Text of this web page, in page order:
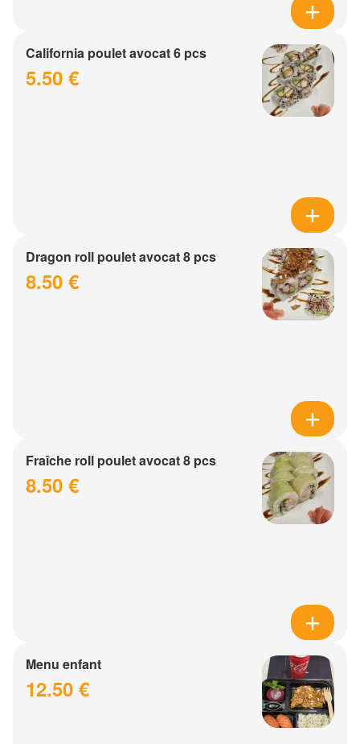
California poulet avocat 6 pcs
5.50 €
Dragon roll poulet avocat 8 pcs
8.50 €
Fraîche roll poulet avocat 8 pcs
8.50 €
Menu enfant
12.50 €